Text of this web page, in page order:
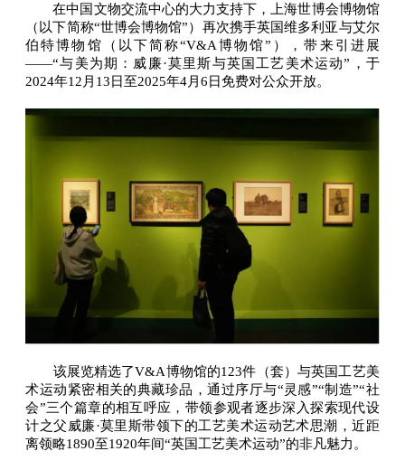
在中国文物交流中心的大力支持下，上海世博会博物馆
（以下简称“世博会博物馆”）再次携手英国维多利亚与艾尔
伯特博物馆（以下简称“V&A博物馆”），带来引进展
——“与美为期：威廉·莫里斯与英国工艺美术运动”，于
2024年12月13日至2025年4月6日免费对公众开放。
该展览精选了V&A博物馆的123件（套）与英国工艺美
术运动紧密相关的典藏珍品，通过序厅与“灵感”“制造”“社
会”三个篇章的相互呼应，带领参观者逐步深入探索现代设
计之父威廉·莫里斯带领下的工艺美术运动艺术思潮，近距
离领略1890至1920年间“英国工艺美术运动”的非凡魅力。